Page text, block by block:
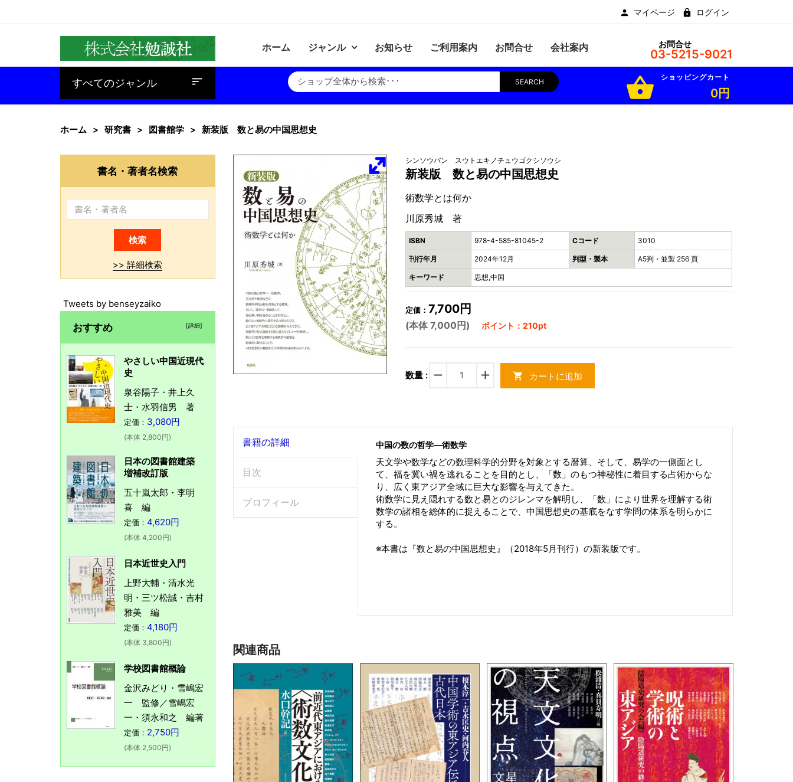
マイページ ログイン
ホーム ジャンル お知らせ ご利用案内 お問合せ 会社案内 お問合せ
03-5215-9021
すべてのジャンル
baseline_sort SEARCH shopping_basket ショッピングカート
0円
ホーム 研究書 図書館学 新装版 数と易の中国思想史
シンソウバン スウトエキノチュウゴクシソウシ
新装版 数と易の中国思想史
術数学とは何か
川原秀城 著
ISBN 978-4-585-81045-2 Cコード 3010
刊行年月 2024年12月 判型・製本 A5判・並製 256 頁
キーワード 思想,中国
定価： 7,700円
(本体 7,000円) ポイント：210pt
数量 : remove add shopping_cart カートに追加
書籍の詳細
目次
プロフィール
中国の数の哲学―術数学
天文学や数学などの数理科学的分野を対象とする暦算、そして、易学の一側面とし
て、福を冀い禍を逃れることを目的とし、「数」のもつ神秘性に着目する占術からな
り、広く東アジア全域に巨大な影響を与えてきた。
術数学に見え隠れする数と易とのジレンマを解明し、「数」により世界を理解する術
数学の諸相を総体的に捉えることで、中国思想史の基底をなす学問の体系を明らかに
する。
※本書は『数と易の中国思想史』（2018年5月刊行）の新装版です。
関連商品
書名・著者名検索
>> 詳細検索
Tweets by benseyzaiko
おすすめ [詳細]
やさしい中国近現代
史
泉谷陽子・井上久
士・水羽信男 著
定価： 3,080円
(本体 2,800円)
日本の図書館建築
増補改訂版
五十嵐太郎・李明
喜 編
定価： 4,620円
(本体 4,200円)
日本近世史入門
上野大輔・清水光
明・三ツ松誠・吉村
雅美 編
定価： 4,180円
(本体 3,800円)
学校図書館概論
金沢みどり・雪嶋宏
一 監修／雪嶋宏
一・須永和之 編著
定価： 2,750円
(本体 2,500円)